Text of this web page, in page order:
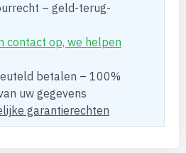
– geld-terug-
contact op, we helpen
betalen – 100%
uw gegevens
garantierechten